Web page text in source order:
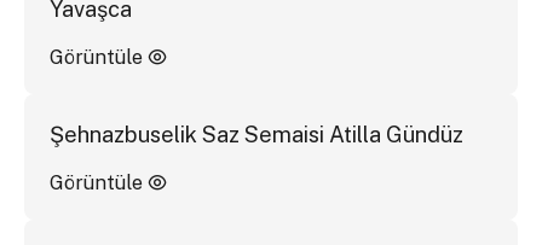
Yavaşca
Görüntüle
Şehnazbuselik Saz Semaisi Atilla Gündüz
Görüntüle